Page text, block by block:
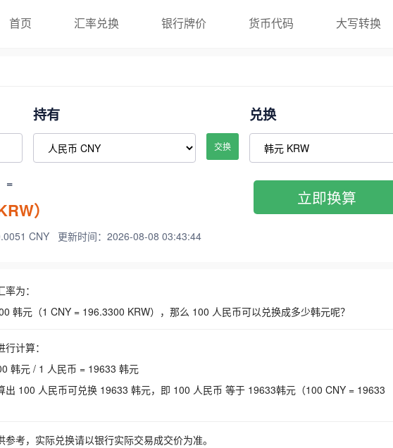
首页 汇率兑换 银行牌价 货币代码 大写转换
持有
交换
兑换
=
）
CNY 更新时间：2026-08-08 03:43:44
立即换算
为：
韩元（1 CNY = 196.3300 KRW），那么 100 人民币可以兑换成多少韩元呢？
计算：
韩元 / 1 人民币 = 19633 韩元
出 100 人民币可兑换 19633 韩元，即 100 人民币 等于 19633韩元（100 CNY = 19633
考，实际兑换请以银行实际交易成交价为准。